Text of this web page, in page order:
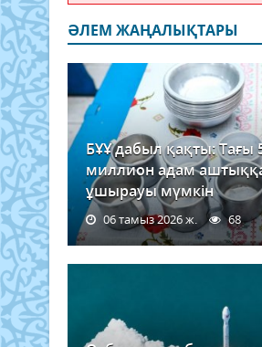
ӘЛЕМ ЖАҢАЛЫҚТАРЫ
БҰҰ дабыл қақты: Тағы
миллион адам
ұшырауы мүмкін
06 тамыз 2026 ж. 68